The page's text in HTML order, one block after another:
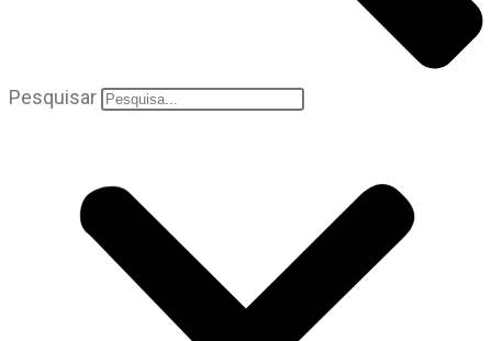
Pesquisar